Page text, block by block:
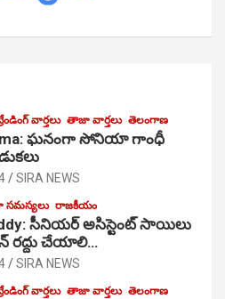
వార్తలు తాజా వార్తలు తెలంగాణ
ఘ‌నంగా సోనియా గాంధీ
SIRA NEWS
సమస్యలు రాజకీయం
సీనియర్ అసిస్టెంట్ సాయిలు
రద్దు చేయాలి…
SIRA NEWS
వార్తలు తాజా వార్తలు తెలంగాణ